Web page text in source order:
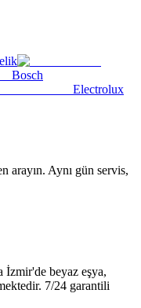
Bosch
Electrolux
arayın. Aynı gün servis,
İzmir'de beyaz eşya,
7/24 garantili